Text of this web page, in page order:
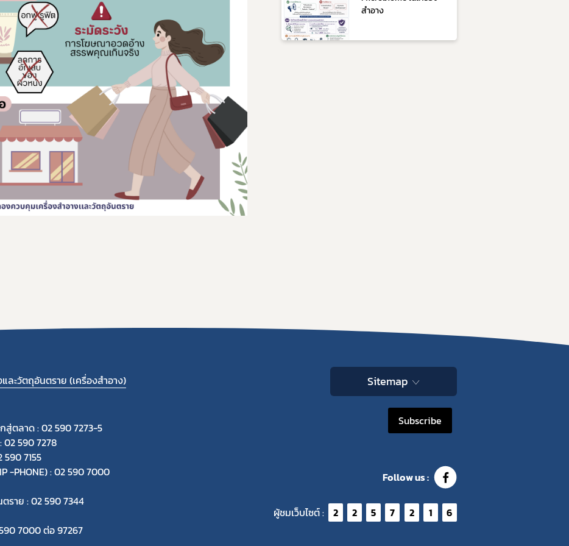
สำอาง
ละวัตถุอันตราย (เครื่องสำอาง)
ตลาด : 02 590 7273-5
590 7278
7155
-PHONE) : 02 590 7000
ราย : 02 590 7344
7000 ต่อ 97267
Sitemap
Subscribe
Follow us :
ผู้ชมเว็บไซต์ : 2 2 5 7 2 1 6
Subscribe
เลือกหัวข้อที่ท่านต้องการ Subscribe
กฎหมาย